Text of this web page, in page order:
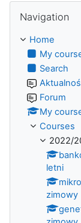
Navigation
Home
My
Search
Forum
My
Courses
2022/
letni
zimowy